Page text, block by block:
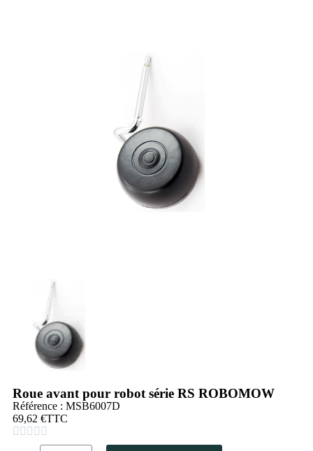
Roue avant pour robot série RS ROBOMOW
Référence : MSB6007D
69,62 €TTC
    